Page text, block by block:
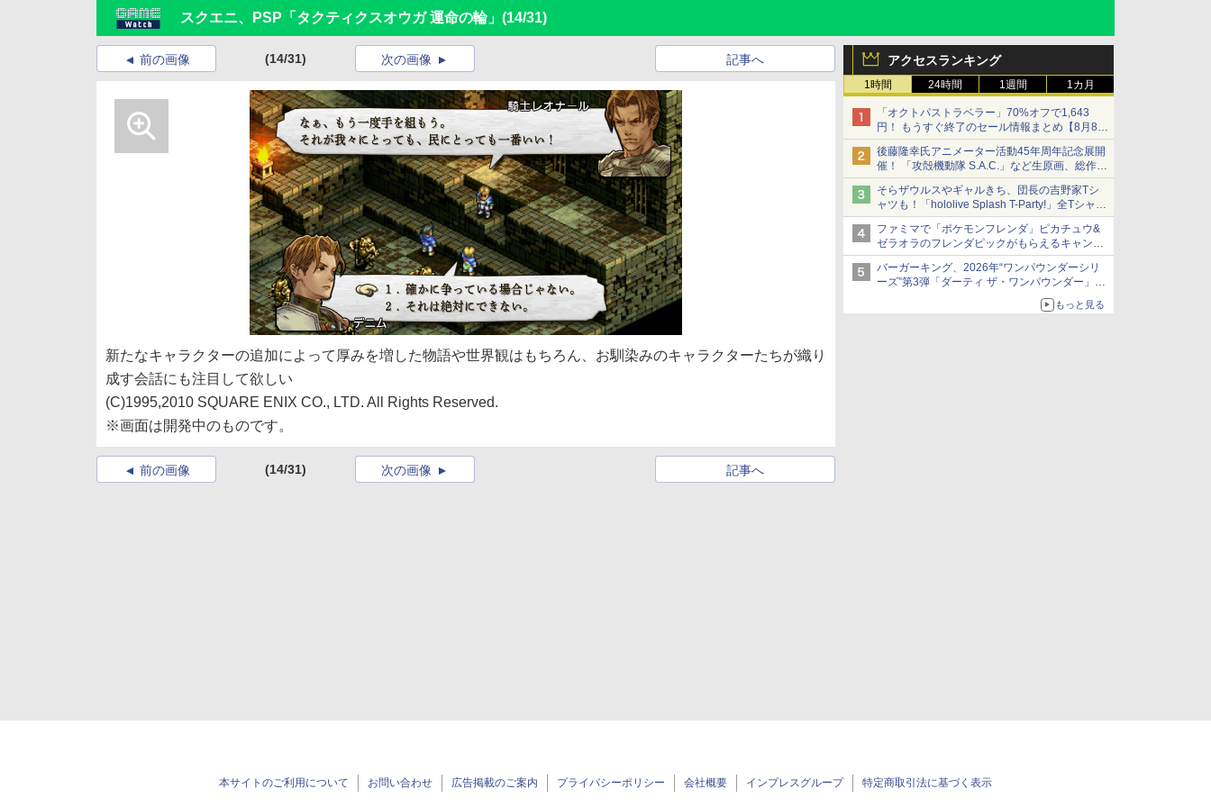
スクエニ、PSP「タクティクスオウガ 運命の輪」 (14/31)
アクセスランキング
1時間 24時間 1週間 1カ月
「オクトパストラベラー」70%オフで1,643
円！ もうすぐ終了のセール情報まとめ【8月8日
更新】
ニンテンドーeショップでは「大神 絶景版」が
67%オフで990円
後藤隆幸氏アニメーター活動45年周年記念展開
催！ 「攻殻機動隊 S.A.C.」など生原画、総作画
監督修正が展示
そらザウルスやギャルきち、団長の吉野家Tシ
ャツも！「hololive Splash T-Party!」全Tシャツ
ラインナップ公開＆オンライン販売開始
ファミマで「ポケモンフレンダ」ピカチュウ&
ゼラオラのフレンダピックがもらえるキャンペ
ーン開催！
バーガーキング、2026年“ワンパウンダーシリ
ーズ”第3弾「ダーティ ザ・ワンパウンダー」を
「特製ガーリックマヨソース」を使用した超大
もっと見る
前の画像 (14/31) 記事へ
次の画像
新たなキャラクターの追加によって厚みを増した物語や世界観はもちろん、お馴染みのキャラクターたちが織り
成す会話にも注目して欲しい
(C)1995,2010 SQUARE ENIX CO., LTD. All Rights Reserved.
※画面は開発中のものです。
前の画像 (14/31) 記事へ
次の画像
本サイトのご利用について お問い合わせ 広告掲載のご案内 プライバシーポリシー 会社概要 インプレスグループ 特定商取引法に基づく表示